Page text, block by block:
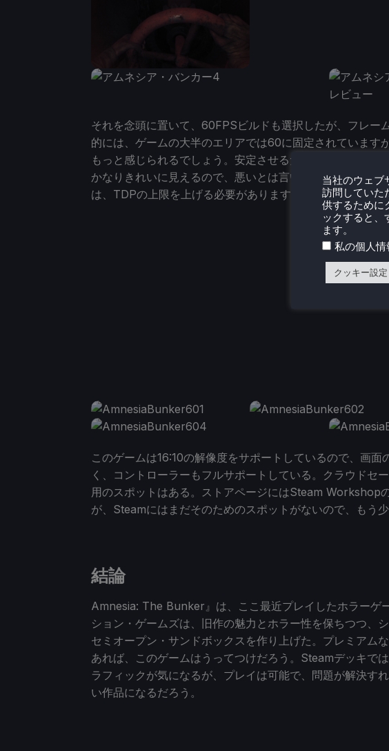
それを念頭に置いて、60FPSビルドも選択したが、フレー
的には、ゲームの大半のエリアでは60に固定されています
もっと感じられるでしょう。安定させるためには解像度を
かなりきれいに見えるので、悪いとは言いません。ただし
は、TDPの上限を上げる必要があります。
このゲームは16:10の解像度をサポートしているので、画面
く、コントローラーもフルサポートしている。クラウドセ
用のスポットはある。ストアページにはSteam Workshop
が、Steamにはまだそのためのスポットがないので、もう
結論
Amnesia: The Bunker』は、ここ最近プレイしたホラーゲ
ション・ゲームズは、旧作の魅力とホラー性を保ちつつ、
セミオープン・サンドボックスを作り上げた。プレミアム
あれば、このゲームはうってつけだろう。Steamデッキで
ラフィックが気になるが、プレイは可能で、問題が解決す
い作品になるだろう。
当社のウェブ
訪問していた
供するために
ックすると、
ます。
私の個人
クッキー設定